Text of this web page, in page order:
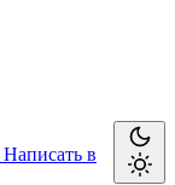
Написать в